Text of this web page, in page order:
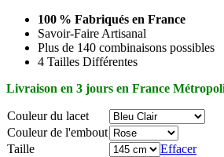
100 % Fabriqués en France
Savoir-Faire Artisanal
Plus de 140 combinaisons possibles
4 Tailles Différentes
Livraison en 3 jours en France
Couleur du lacet
Couleur de l'embout
Taille
Effacer